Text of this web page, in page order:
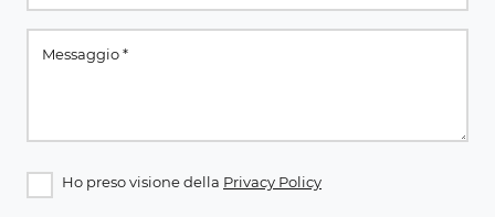
Ho preso visione della Privacy Policy